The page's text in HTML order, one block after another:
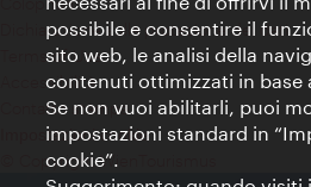
Dichiarazione sulla protezione dei dati
Terms of Use
Accessibilità
Contatto stampa
Impostazioni cookie
© Copyright WienTourismus
possibile e consentire il
sito web, le analisi della
contenuti ottimizzati in base
Se non vuoi abilitarli, puoi
impostazioni standard in
cookie”.